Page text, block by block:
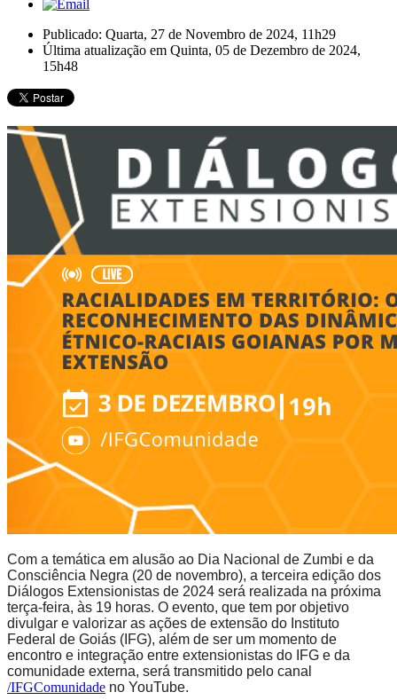
Publicado: Quarta, 27 de Novembro de 2024, 11h29
Última atualização em Quinta, 05 de Dezembro de 2024,
15h48
Com a temática em alusão ao Dia Nacional de Zumbi e da
Consciência Negra (20 de novembro), a terceira edição dos
Diálogos Extensionistas de 2024 será realizada na próxima
terça-feira, às 19 horas. O evento, que tem por objetivo
divulgar e valorizar as ações de extensão do Instituto
Federal de Goiás (IFG), além de ser um momento de
encontro e integração entre extensionistas do IFG e da
comunidade externa, será transmitido pelo canal
/IFGComunidade no YouTube.